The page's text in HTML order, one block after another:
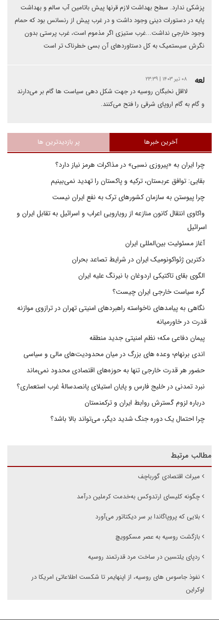
پزشکی ندارد. سطح بهداشت لازم قرنها پیش باتامین آب سالم و بهداشت
پایه در دستورات دینی وجود داشت و در غرب پیش از رنسانس بود که حمام
وجود خارجی نداشت...غرب ستیزی اگر مذموم است، غرب پرستی بدون
نگرش سیستمیک به کل دستاوردهای آن بسی خطرناک تر است
لعه ۰۸ تیر ۱۴۰۳ | ۲۳:۳۹
لااقل نخبگان روسیه در جهت شکل دهی سیاست ها گام بر می‌دارند
و گام به گام اروپای شرقی را فتح می‌کنند.
آخرین خبرها پر بازدیدترین ها
چرا ایران به «پیروزی نسبی» در مذاکرات هرمز نیاز دارد؟
بقایی: توافق عربستان، ترکیه و پاکستان را تهدید نمی‌بینیم
چرا پیوستن به سازمان کشورهای ترک به نفع ایران نیست
واکاوی انتقال کانون منازعه از رویارویی اعراب و اسرائیل به تقابل ایران و
اسرائیل
آغاز مسئولیت بین‌المللی ایران
دکترین ژئواکونومیک ایران در شرایط تصاعد بحران
الگوی بقای تاکتیکی اردوغان با نیرنگ علیه ایران
گره سیاست خارجی ایران چیست؟
نگاهی به پیامدهای ناخواسته راهبردهای امنیتی تهران در ترازوی موازنه
قدرت در خاورمیانه
پیمان دفاعی مکه؛ نظم امنیتی جدید منطقه
اندی برنهام؛ وعده های بزرگ در میان محدودیت‌های مالی و سیاسی
حضور هر قدرت خارجی تنها به حوزه‌های اقتصادی محدود نمی‌ماند
نبرد تمدنی در خلیج فارس و پایان استیلای پانصدسالۀ غرب استعماری؟
درباره لزوم گسترش روابط ایران و ترکمنستان
چرا احتمال یک دوره جنگ شدید دیگر، می‌تواند بالا باشد؟
مطالب مرتبط
میراث اقتصادی گورباچف
چگونه کلیسای ارتدوکس به‌خدمت کرملین درآمد
بلایی که پروپاگاندا بر سر دیکتاتور می‌آورد
بازگشت روسیه به عصر مسکوویچ
ردپای یلتسین در ساخت مرد قدرتمند روسیه
نفوذ جاسوس های روسیه، از اپنهایمر تا شکست اطلاعاتی امریکا در
اوکراین